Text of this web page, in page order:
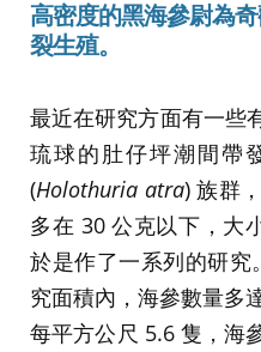
高密度的黑海參尉為
裂生殖。
最近在研究方面有一些
琉球的肚仔坪潮間帶
(Holothuria atra) 族群
多在 30 公克以下，大
於是作了一系列的研究
究面積內，海參數量多
每平方公尺 5.6 隻，海